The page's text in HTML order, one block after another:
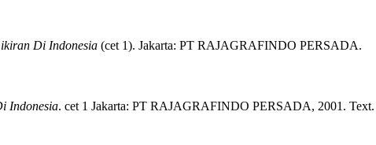
Di Indonesia (cet 1). Jakarta: PT RAJAGRAFINDO PERSADA.
Indonesia. cet 1 Jakarta: PT RAJAGRAFINDO PERSADA, 2001. Text.